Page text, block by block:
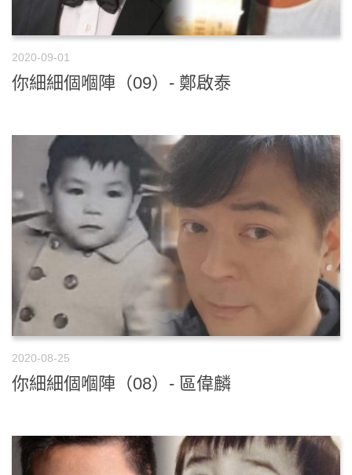
2020-09-01
你細細個嗰陣（09）- 鄭啟泰
2020-08-25
你細細個嗰陣（08）- 區偉麟